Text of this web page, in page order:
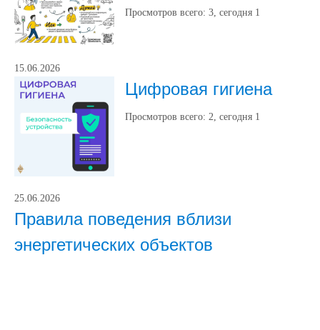
Просмотров всего: 3, сегодня 1
15.06.2026
Цифровая гигиена
Просмотров всего: 2, сегодня 1
25.06.2026
Правила поведения вблизи
энергетических объектов